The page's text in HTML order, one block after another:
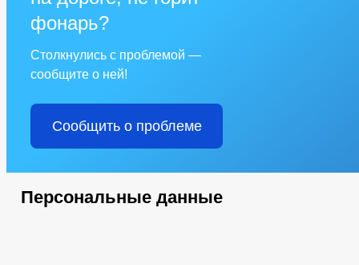
фонарь?
Столкнулись с проблемой —
сообщите о ней!
Сообщить о проблеме
Персональные данные